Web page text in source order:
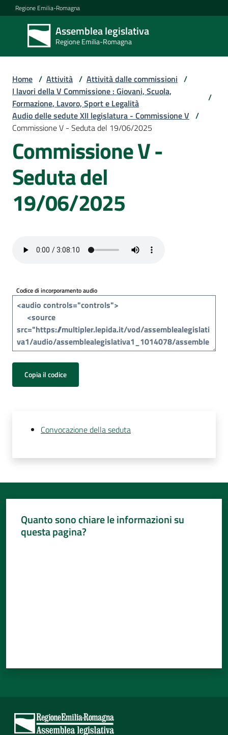
Vai al contenuto
Vai alla navigazione
Vai al footer
Regione Emilia-Romagna
Assemblea legislativa
Regione Emilia-Romagna
Assemblea
legislativa
Regione Emilia-
Assemblea
Attività
media
i
cittadini
Home / Attività / Attività dalle commissioni /
I lavori della V Commissione : Giovani, Scuola,
Formazione, Lavoro, Sport e Legalità
/
Audio delle sedute XII legislatura - Commissione V /
Commissione V - Seduta del 19/06/2025
Commissione V -
Seduta del
19/06/2025
Codice di incorporamento audio
Copia il codice
Convocazione della seduta
Quanto sono chiare le informazioni su
questa pagina?